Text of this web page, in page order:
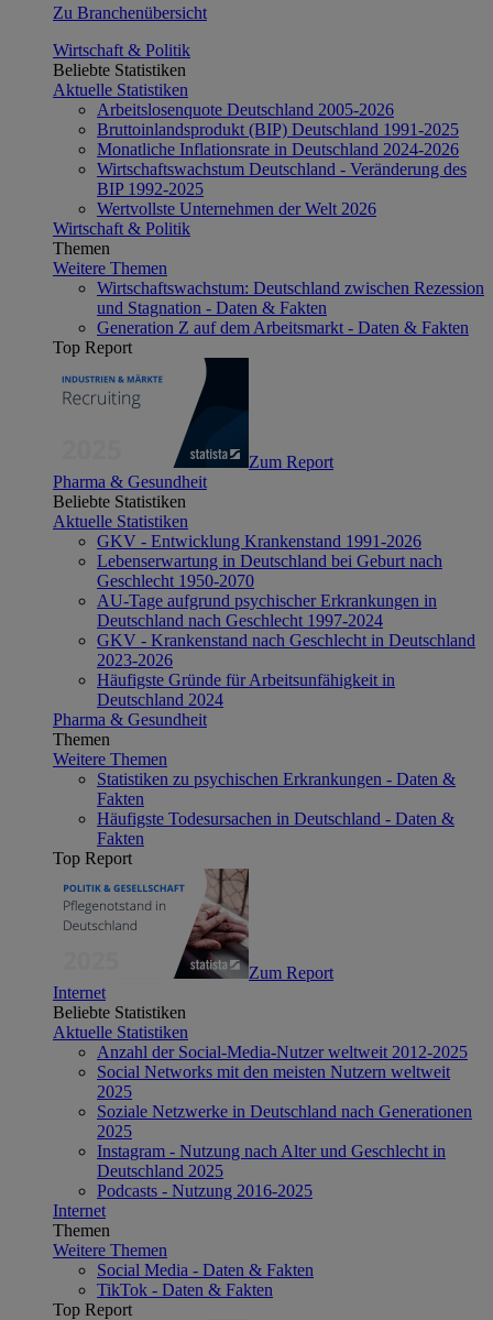
Zu Branchenübersicht
Wirtschaft & Politik
Beliebte Statistiken
Aktuelle Statistiken
Arbeitslosenquote Deutschland 2005-2026
Bruttoinlandsprodukt (BIP) Deutschland 1991-2025
Monatliche Inflationsrate in Deutschland 2024-2026
Wirtschaftswachstum Deutschland - Veränderung des
BIP 1992-2025
Wertvollste Unternehmen der Welt 2026
Wirtschaft & Politik
Themen
Weitere Themen
Wirtschaftswachstum: Deutschland zwischen Rezession
und Stagnation - Daten & Fakten
Generation Z auf dem Arbeitsmarkt - Daten & Fakten
Top Report
Zum Report
Pharma & Gesundheit
Beliebte Statistiken
Aktuelle Statistiken
GKV - Entwicklung Krankenstand 1991-2026
Lebenserwartung in Deutschland bei Geburt nach
Geschlecht 1950-2070
AU-Tage aufgrund psychischer Erkrankungen in
Deutschland nach Geschlecht 1997-2024
GKV - Krankenstand nach Geschlecht in Deutschland
2023-2026
Häufigste Gründe für Arbeitsunfähigkeit in
Deutschland 2024
Pharma & Gesundheit
Themen
Weitere Themen
Statistiken zu psychischen Erkrankungen - Daten &
Fakten
Häufigste Todesursachen in Deutschland - Daten &
Fakten
Top Report
Zum Report
Internet
Beliebte Statistiken
Aktuelle Statistiken
Anzahl der Social-Media-Nutzer weltweit 2012-2025
Social Networks mit den meisten Nutzern weltweit
2025
Soziale Netzwerke in Deutschland nach Generationen
2025
Instagram - Nutzung nach Alter und Geschlecht in
Deutschland 2025
Podcasts - Nutzung 2016-2025
Internet
Themen
Weitere Themen
Social Media - Daten & Fakten
TikTok - Daten & Fakten
Top Report